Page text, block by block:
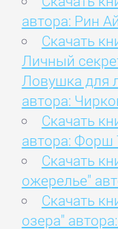
автора: Рин Ай
Скачать
Личный
Ловушка для
автора:
Скачать
автора: Форш
Скачать
ожерелье"
Скачать
озера"